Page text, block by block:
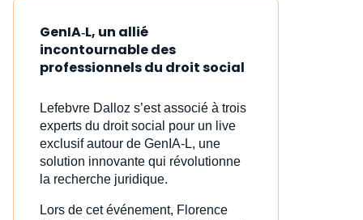
GenIA‑L, un allié
incontournable des
professionnels du droit social
Lefebvre Dalloz s’est associé à trois
experts du droit social pour un live
exclusif autour de GenIA‑L, une
solution innovante qui révolutionne
la recherche juridique.
Lors de cet événement, Florence